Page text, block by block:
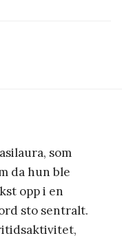
som
da hun ble
opp i en
sto sentralt.